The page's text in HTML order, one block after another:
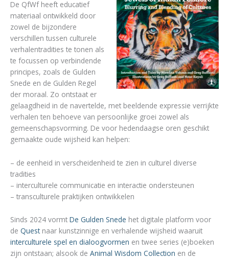
De QfWf heeft educatief
materiaal ontwikkeld door
zowel de bijzondere
verschillen tussen culturele
verhalentradities te tonen als
te focussen op verbindende
principes, zoals de Gulden
Snede en de Gulden Regel
der moraal. Zo ontstaat er
gelaagdheid in de navertelde, met beeldende expressie verrijkte
verhalen ten behoeve van persoonlijke groei zowel als
gemeenschapsvorming. De voor hedendaagse oren geschikt
gemaakte oude wijsheid kan helpen:
– de eenheid in verscheidenheid te zien in culturel diverse
tradities
– interculturele communicatie en interactie ondersteunen
– transculturele praktijken ontwikkelen
Sinds 2024 vormt De Gulden Snede het digitale platform voor
de Questnaar kunstzinnige en verhalende wijsheid waaruit
interculturele spel en dialoogvormen en twee series (e)boeken
zijn ontstaan; alsook de Animal Wisdom Collection en de